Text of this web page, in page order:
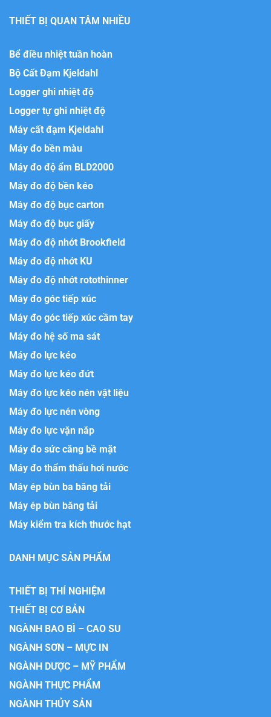
THIẾT BỊ QUAN TÂM NHIỀU
Bể điều nhiệt tuần hoàn
Bộ Cất Đạm Kjeldahl
Logger ghi nhiệt độ
Logger tự ghi nhiệt độ
Máy cất đạm Kjeldahl
Máy đo bền màu
Máy đo độ ẩm BLD2000
Máy đo độ bền kéo
Máy đo độ bục carton
Máy đo độ bục giấy
Máy đo độ nhớt Brookfield
Máy đo độ nhớt KU
Máy đo độ nhớt rotothinner
Máy đo góc tiếp xúc
Máy đo góc tiếp xúc cầm tay
Máy đo hệ số ma sát
Máy đo lực kéo
Máy đo lực kéo đứt
Máy đo lực kéo nén vật liệu
Máy đo lực nén vòng
Máy đo lực vặn nắp
Máy đo sức căng bề mặt
Máy đo thẩm thấu hơi nước
Máy ép bùn ba băng tải
Máy ép bùn băng tải
Máy kiểm tra kích thước hạt
DANH MỤC SẢN PHẨM
THIẾT BỊ THÍ NGHIỆM
THIẾT BỊ CƠ BẢN
NGÀNH BAO BÌ – CAO SU
NGÀNH SƠN – MỰC IN
NGÀNH DƯỢC – MỸ PHẨM
NGÀNH THỰC PHẨM
NGÀNH THỦY SẢN